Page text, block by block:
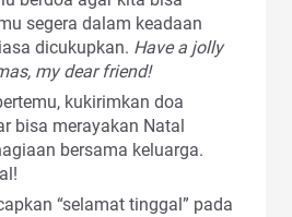
segera dalam keadaan
dicukupkan. Have a jolly
my dear friend!
kukirimkan doa
bisa merayakan Natal
bersama keluarga.
“selamat tinggal” pada